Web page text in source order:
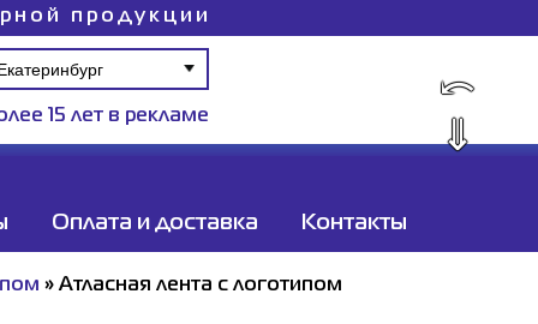
⇓
⤺
продукции
15 лет в рекламе
Оплата и доставка Контакты
» Атласная лента с логотипом